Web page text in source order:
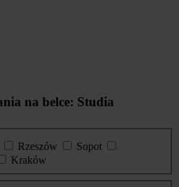
na belce: Studia
Rzeszów
Sopot
Kraków